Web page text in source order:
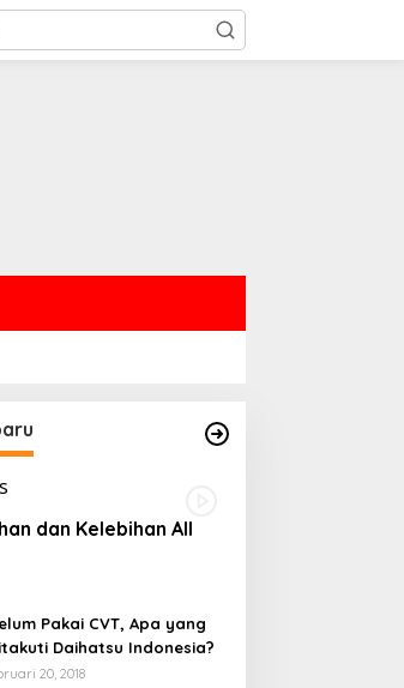
dan Kelebihan All
Pakai CVT, Apa yang
Daihatsu Indonesia?
20, 2018